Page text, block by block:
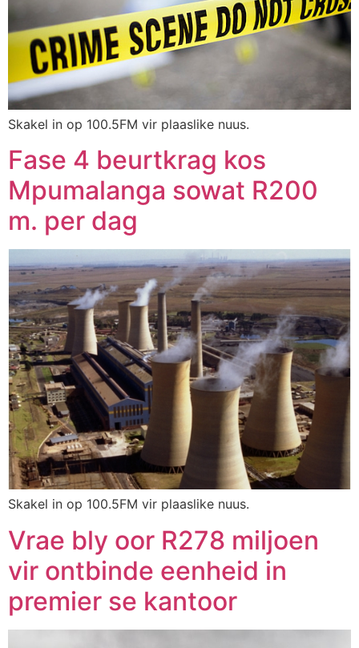
Skakel in op 100.5FM vir plaaslike nuus.
Fase 4 beurtkrag kos
Mpumalanga sowat R200
m. per dag
Skakel in op 100.5FM vir plaaslike nuus.
Vrae bly oor R278 miljoen
vir ontbinde eenheid in
premier se kantoor